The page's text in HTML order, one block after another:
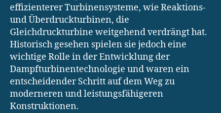
effizienterer Turbinensysteme, wie Reaktions-
und Überdruckturbinen, die
Gleichdruckturbine weitgehend verdrängt hat.
Historisch gesehen spielen sie jedoch eine
wichtige Rolle in der Entwicklung der
Dampfturbinentechnologie und waren ein
entscheidender Schritt auf dem Weg zu
moderneren und leistungsfähigeren
Konstruktionen.